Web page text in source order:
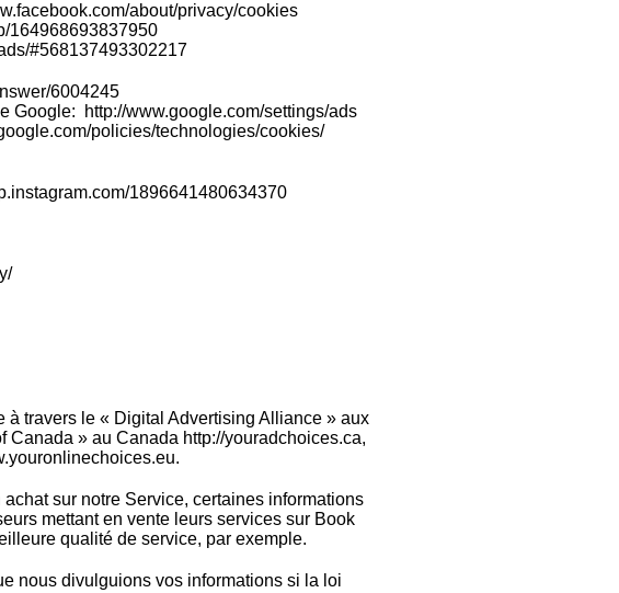
about/privacy/cookies
164968693837950
#568137493302217
6004245
Google: http://www.google.com/settings/ads
policies/technologies/cookies/
1896641480634370
à travers le « Digital Advertising Alliance » aux
» au Canada http://youradchoices.ca,
sur notre Service, certaines informations
mettant en vente leurs services sur Book
qualité de service, par exemple.
nous divulguions vos informations si la loi